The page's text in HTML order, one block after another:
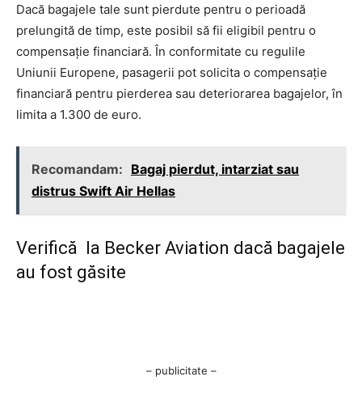
Dacă bagajele tale sunt pierdute pentru o perioadă
prelungită de timp, este posibil să fii eligibil pentru o
compensație financiară. În conformitate cu regulile
Uniunii Europene, pasagerii pot solicita o compensație
financiară pentru pierderea sau deteriorarea bagajelor, în
limita a 1.300 de euro.
Recomandam: Bagaj pierdut, intarziat sau
distrus Swift Air Hellas
Verifică la Becker Aviation dacă bagajele
au fost găsite
– publicitate –